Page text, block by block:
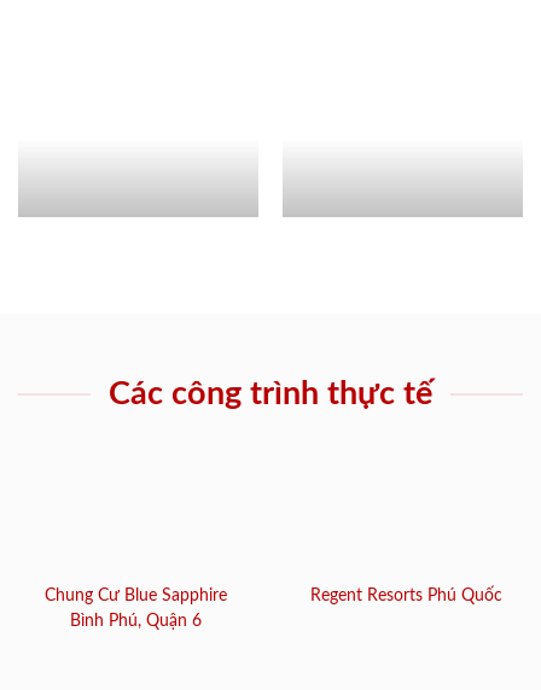
Các công trình thực tế
Chung Cư Blue Sapphire
Bình Phú, Quận 6
Regent Resorts Phú Quốc